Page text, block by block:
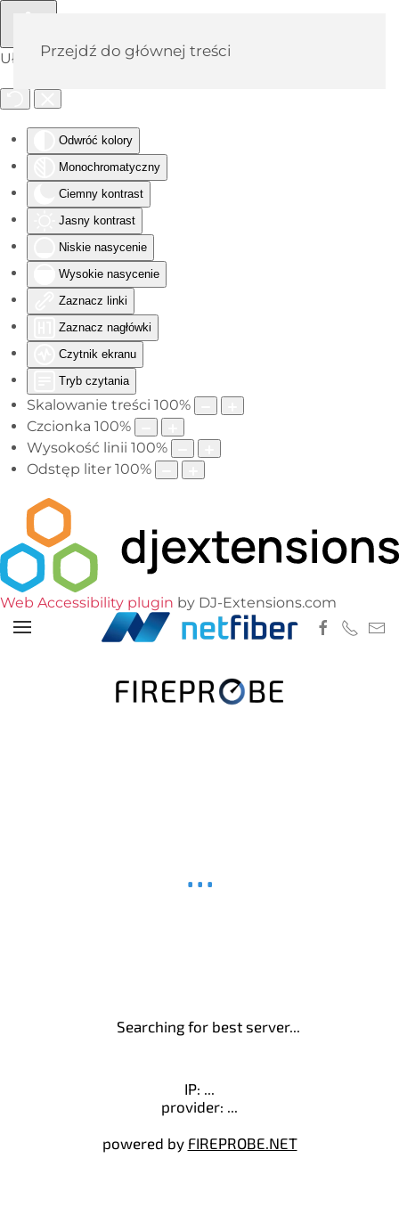
Ułatwienia dostępu
Odwróć kolory
Monochromatyczny
Ciemny kontrast
Jasny kontrast
Niskie nasycenie
Wysokie nasycenie
Zaznacz linki
Zaznacz nagłówki
Czytnik ekranu
Tryb czytania
Skalowanie treści 100%
Czcionka 100%
Wysokość linii 100%
Odstęp liter 100%
Web Accessibility plugin by DJ-Extensions.com
Przejdź do głównej treści